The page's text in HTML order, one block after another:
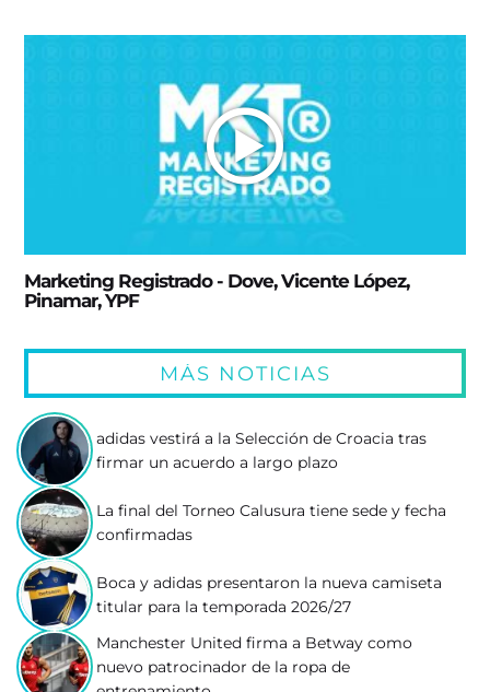
Marketing Registrado - Dove, Vicente López,
Pinamar, YPF
MÁS NOTICIAS
adidas vestirá a la Selección de Croacia tras
firmar un acuerdo a largo plazo
La final del Torneo Calusura tiene sede y fecha
confirmadas
Boca y adidas presentaron la nueva camiseta
titular para la temporada 2026/27
Manchester United firma a Betway como
nuevo patrocinador de la ropa de